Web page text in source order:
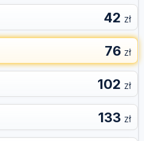
42 zł
76 zł
102 zł
133 zł